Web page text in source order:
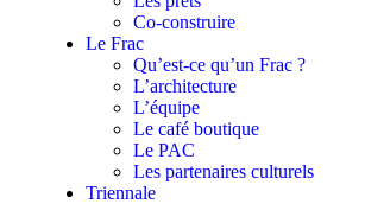
Co-construire
Le Frac
Qu’est-ce qu’un Frac ?
L’architecture
L’équipe
Le café boutique
Le PAC
Les partenaires culturels
Triennale